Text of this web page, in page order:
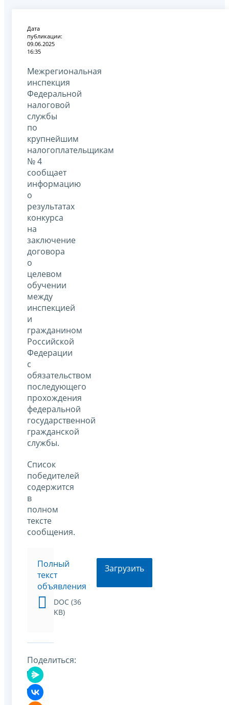
Дата
публикации:
09.06.2025
16:35
Межрегиональная
инспекция
Федеральной
налоговой
службы
по
крупнейшим
налогоплательщикам
№ 4
сообщает
информацию
о
результатах
конкурса
на
заключение
договора
о
целевом
обучении
между
инспекцией
и
гражданином
Российской
Федерации
с
обязательством
последующего
прохождения
федеральной
государственной
гражданской
службы.
Список
победителей
содержится
в
полном
тексте
сообщения.
Полный
текст
объявления
DOC (36
KB)
Загрузить
Поделиться: